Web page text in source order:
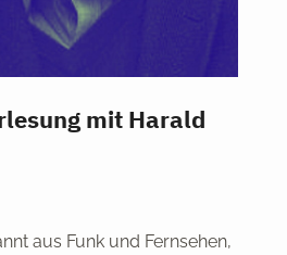
mit Harald
aus Funk und Fernsehen,